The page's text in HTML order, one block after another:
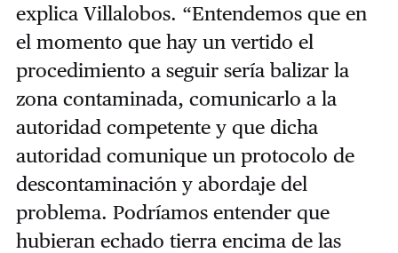
explica Villalobos. “Entendemos que en
el momento que hay un vertido el
procedimiento a seguir sería balizar la
zona contaminada, comunicarlo a la
autoridad competente y que dicha
autoridad comunique un protocolo de
descontaminación y abordaje del
problema. Podríamos entender que
hubieran echado tierra encima de las